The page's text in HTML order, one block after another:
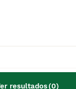
resultados(0)
los ojos
es de